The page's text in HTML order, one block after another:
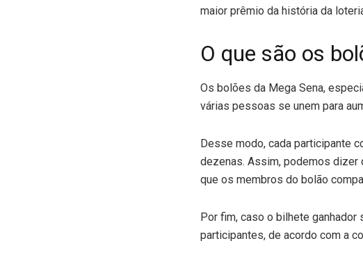
maior prêmio da história da
O que são os
Os bolões da Mega Sena,
várias pessoas se unem para
Desse modo, cada participante
dezenas. Assim, podemos dizer
que os membros do bolão
Por fim, caso o bilhete
participantes, de acordo com a